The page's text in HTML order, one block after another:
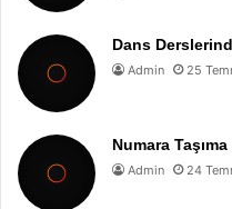
Dans
Admin 25
Numara
Admin 24